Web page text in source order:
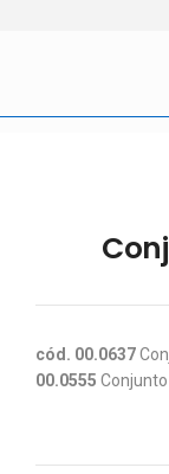
cód. 00.0637
00.0555